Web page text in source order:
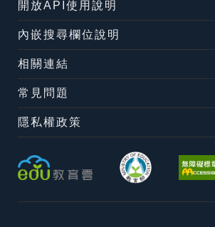
開放API使用說明
內嵌搜尋欄位說明
相關連結
常見問題
隱私權政策